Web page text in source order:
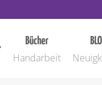
Bücher
Handarbeit